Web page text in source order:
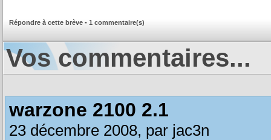
Répondre à cette brève - 1 commentaire(s)
Vos commentaires...
warzone 2100 2.1
23 décembre 2008, par jac3n